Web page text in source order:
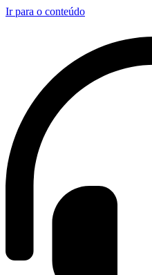
Ir para o conteúdo